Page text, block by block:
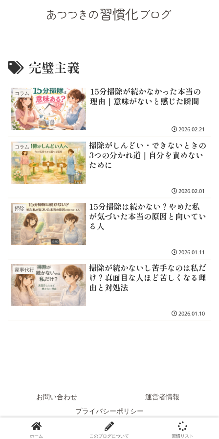
完璧主義
コラム
15分掃除が続かなかった本当の
理由｜意味がないと感じた瞬間
2026.02.21
コラム
掃除がしんどい・できないときの
3つの分かれ道｜自分を責めない
ために
2026.02.01
掃除
15分掃除は続かない？やめた私
が気づいた本当の原因と向いてい
る人
2026.01.11
家事代行
掃除が続かないし苦手なのは私だ
け？真面目な人ほど苦しくなる理
由と対処法
2026.01.10
お問い合わせ
運営者情報
プライバシーポリシー
© 2022-2026 掃除習慣化ブログ.
ホーム このブログについて 習慣リスト